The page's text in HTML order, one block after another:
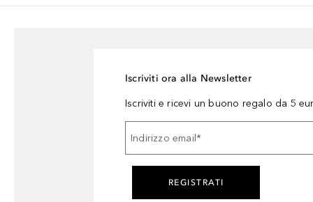
Iscriviti ora alla Newsletter
Iscriviti e ricevi un buono regalo da 5
Indirizzo email *
REGISTRATI